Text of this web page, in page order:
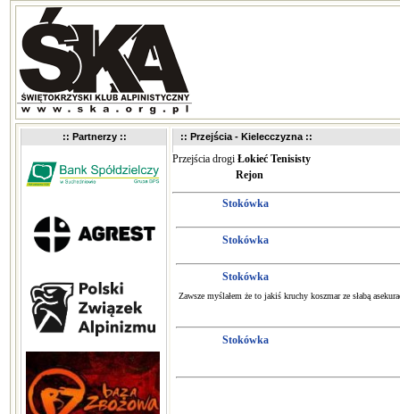
:: Partnerzy :: :: Przejścia - Kielecczyzna ::
Przejścia drogi Łokieć Tenisisty
Rejon
Stokówka
Stokówka
Stokówka
Zawsze myślałem że to jakiś kruchy koszmar ze słabą
Stokówka